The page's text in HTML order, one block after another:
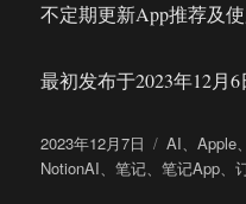
不定期更新App推荐及
最初发布于2023年12月6
发
布
2023年12月7日
分
类
AI、Apple
NotionAI、笔记、笔记App、